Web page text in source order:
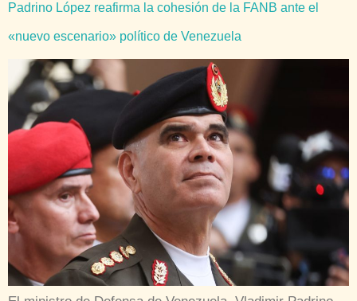
Padrino López reafirma la cohesión de la FANB ante el
«nuevo escenario» político de Venezuela